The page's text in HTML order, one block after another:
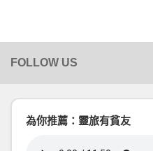
為你推薦：靈旅有貧友